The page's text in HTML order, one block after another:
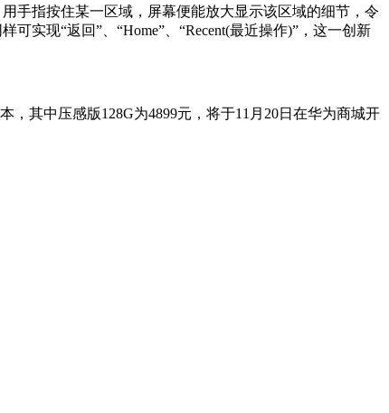
手指按住某一区域，屏幕便能放大显示该区域的细节，令
实现“返回”、“Home”、“Recent(最近操作)”，这一创新
其中压感版128G为4899元，将于11月20日在华为商城开